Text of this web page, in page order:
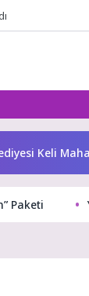
Keli
Paketi